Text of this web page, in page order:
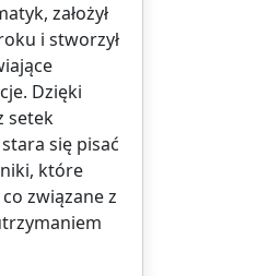
założył
i stworzył
Dzięki
setek
się pisać
które
związane z